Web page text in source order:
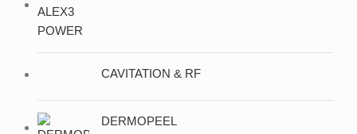
CAVITATION & RF
DERMOPEEL